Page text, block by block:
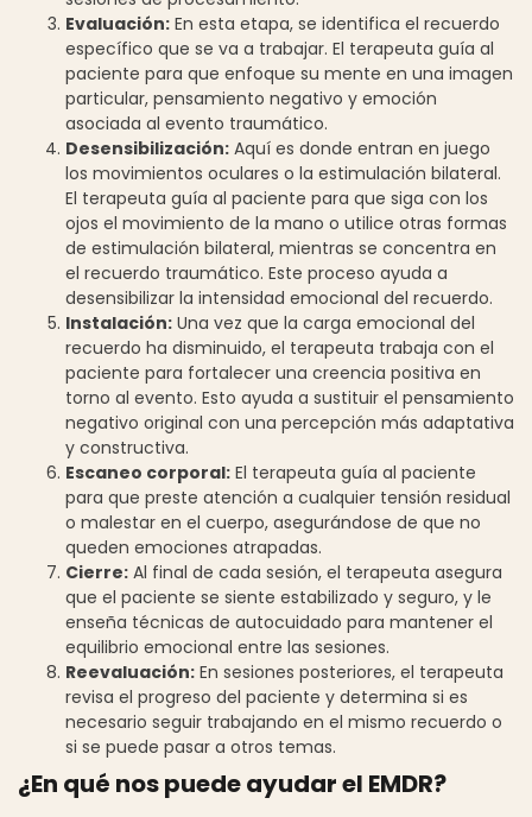
Evaluación: En esta etapa, se identifica el recuerdo
específico que se va a trabajar. El terapeuta guía al
paciente para que enfoque su mente en una imagen
particular, pensamiento negativo y emoción
asociada al evento traumático.
Desensibilización: Aquí es donde entran en juego
los movimientos oculares o la estimulación bilateral.
El terapeuta guía al paciente para que siga con los
ojos el movimiento de la mano o utilice otras formas
de estimulación bilateral, mientras se concentra en
el recuerdo traumático. Este proceso ayuda a
desensibilizar la intensidad emocional del recuerdo.
Instalación: Una vez que la carga emocional del
recuerdo ha disminuido, el terapeuta trabaja con el
paciente para fortalecer una creencia positiva en
torno al evento. Esto ayuda a sustituir el pensamiento
negativo original con una percepción más adaptativa
y constructiva.
Escaneo corporal: El terapeuta guía al paciente
para que preste atención a cualquier tensión residual
o malestar en el cuerpo, asegurándose de que no
queden emociones atrapadas.
Cierre: Al final de cada sesión, el terapeuta asegura
que el paciente se siente estabilizado y seguro, y le
enseña técnicas de autocuidado para mantener el
equilibrio emocional entre las sesiones.
Reevaluación: En sesiones posteriores, el terapeuta
revisa el progreso del paciente y determina si es
necesario seguir trabajando en el mismo recuerdo o
si se puede pasar a otros temas.
¿En qué nos puede ayudar el EMDR?